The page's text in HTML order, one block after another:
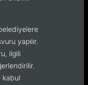
yapılır.
ilgili
kabul